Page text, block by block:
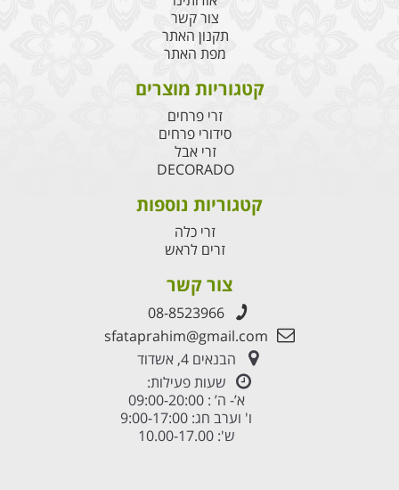
צור קשר
תקנון האתר
מפת האתר
קטגוריות מוצרים
זרי פרחים
סידורי פרחים
זרי אבל
DECORADO
קטגוריות נוספות
זרי כלה
זרים לראש
צור קשר
08-8523966
sfataprahim@gmail.com
הבנאים 4, אשדוד
שעות פעילות:
א’- ה’ : 09:00-20:00
ו' וערב חג: 9:00-17:00
ש': 10.00-17.00